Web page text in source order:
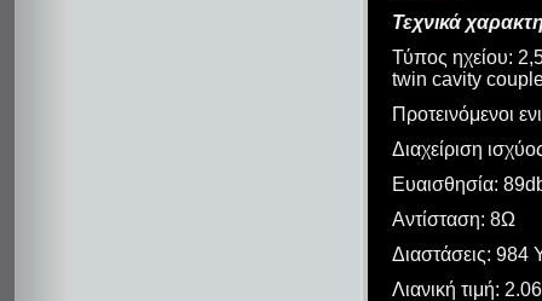
Τεχνικά
Τύπος ηχείου:
twin cavity
Προτεινόμενοι
Διαχείριση
Ευαισθησία:
Αντίσταση: 8Ω
Διαστάσεις:
Λιανική τιμή: